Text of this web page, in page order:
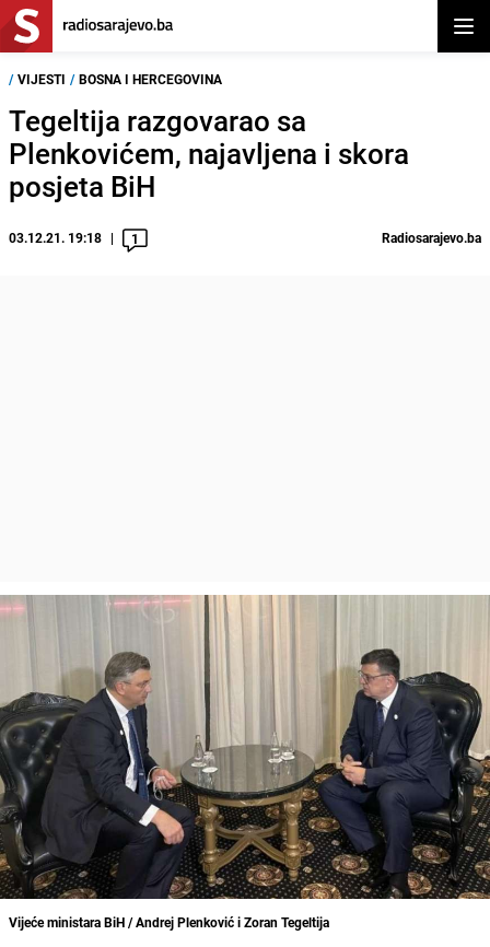
/ VIJESTI / BOSNA I HERCEGOVINA
Tegeltija razgovarao sa
Plenkovićem, najavljena i skora
posjeta BiH
03.12.21. 19:18 1 Radiosarajevo.ba
Vijeće ministara BiH / Andrej Plenković i Zoran Tegeltija